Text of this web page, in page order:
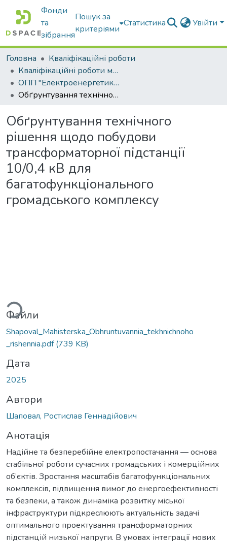
Фонди
та
зібрання
Пошук за
критеріями
Статистика Увійти
Головна
Кваліфікаційні роботи
Кваліфікаційні роботи магістрів
ОПП "Електроенергетика, електротехніка та електромеханіка"
Обґрунтування технічного рішення щодо побудови трансформаторної підстанції 10/0,4 кВ для багатофункціонального громадського комплексу
Обґрунтування технічного
рішення щодо побудови
трансформаторної підстанції
10/0,4 кВ для
багатофункціонального
громадського комплексу
Файли
Shapoval_Mahisterska_Obhruntuvannia_tekhnichnoho
_rishennia.pdf(739 KB)
Дата
2025
Автори
Шаповал, Ростислав Геннадійович
Анотація
Надійне та безперебійне електропостачання — основа
стабільної роботи сучасних громадських і комерційних
об’єктів. Зростання масштабів багатофункціональних
комплексів, підвищення вимог до енергоефективності
та безпеки, а також динаміка розвитку міської
інфраструктури підкреслюють актуальність задачі
оптимального проектування трансформаторних
підстанцій низької напруги. В умовах інтеграції нових